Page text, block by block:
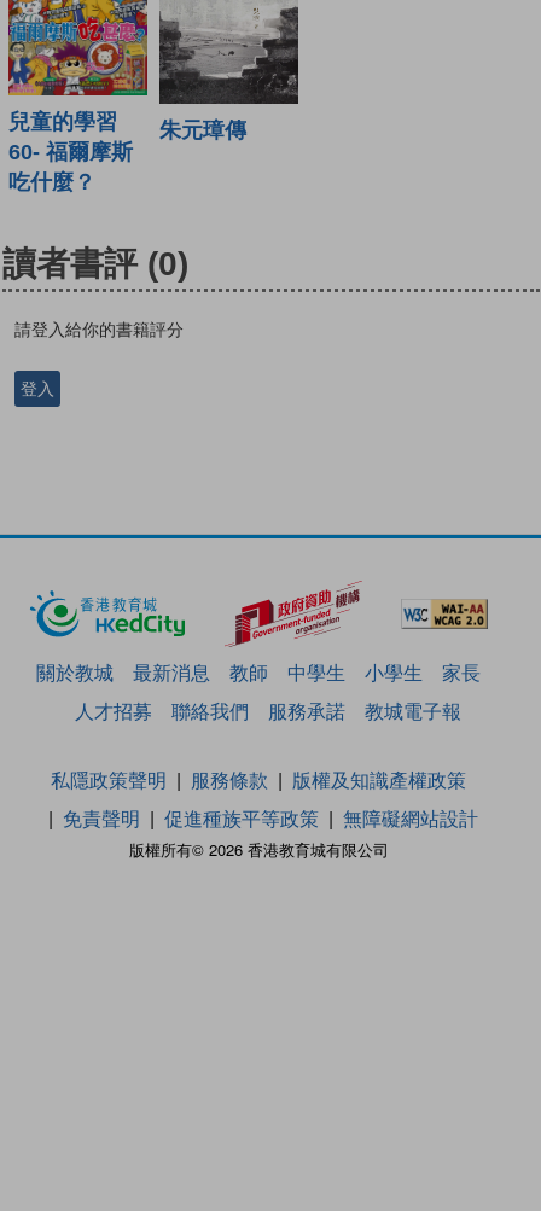
兒童的學習
60- 福爾摩斯
吃什麼？
朱元璋傳
讀者書評 (0)
請登入給你的書籍評分
登入
關於教城 最新消息 教師 中學生 小學生
家長
人才招募
聯絡我們 服務承諾 教城電子報
版權所有© 2026 香港教育城有限公司
私隱政策聲明 服務條款
版權及知識產權政策
免責聲明
促進種族平等政策 無障礙網站設計